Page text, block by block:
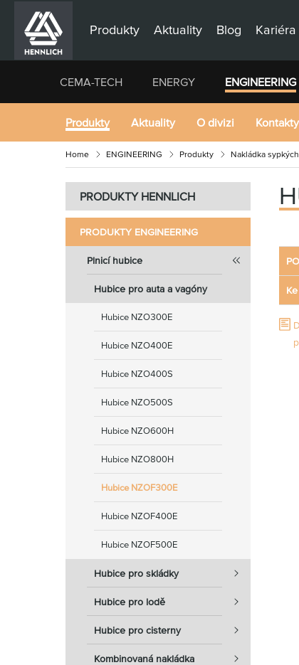
Produkty Aktuality Blog Kariéra
CEMA-TECH ENERGY ENGINEERING
Produkty Aktuality O divizi Kontakty
Home ENGINEERING Produkty Nakládka
PRODUKTY HENNLICH
PRODUKTY ENGINEERING
Plnicí hubice
Hubice pro auta a vagóny
Hubice NZO300E
Hubice NZO400E
Hubice NZO400S
Hubice NZO500S
Hubice NZO600H
Hubice NZO800H
Hubice NZOF300E
Hubice NZOF400E
Hubice NZOF500E
Hubice pro skládky
Hubice pro lodě
Hubice pro cisterny
Kombinovaná nakládka